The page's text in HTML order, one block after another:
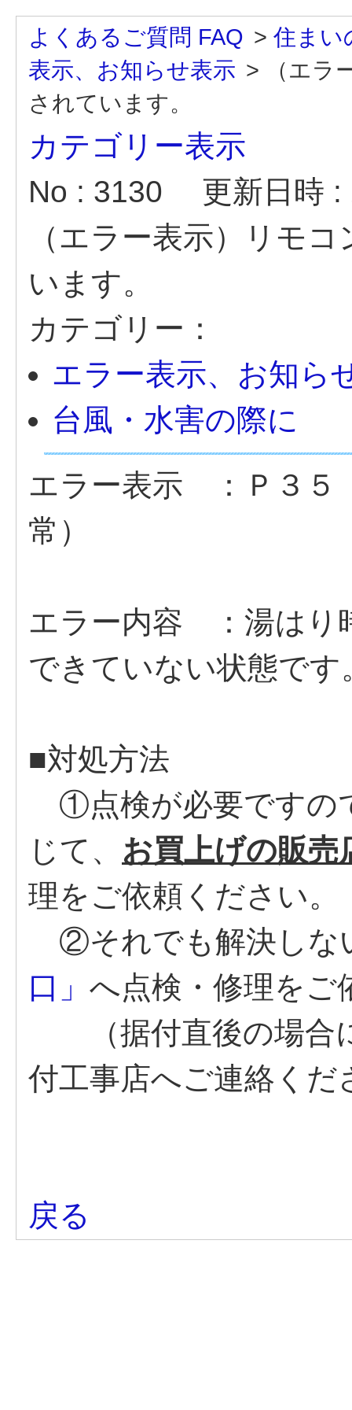
よくあるご質問 FAQ > 住まい
表示、お知らせ表示 >
（エラ
されています。
カテゴリー表示
No : 3130
更新日時
（エラー表示）リモ
います。
カテゴリー：
エラー表示、お知ら
台風・水害の際に
エラー表示 ：Ｐ３５
常）
エラー内容 ：湯はり
できていない状態です
■対処方法
①点検が必要ですの
じて、 お買上げの販売
理をご依頼ください。
②それでも解決しな
口」 へ点検・修理をご
（据付直後の場合
付工事店へご連絡くだ
戻る